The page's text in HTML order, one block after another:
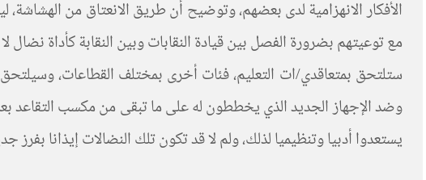
الأفكار الانهزامية لدى بعضهم، وتوضيح أن طريق الانعتاق من
مع توعيتهم بضرورة الفصل بين قيادة النقابات وبين النقابة كأداة
ستلتحق بمتعاقدي/ات التعليم، فئات أخرى بمختلف القطاعات،
وضد الإجهاز الجديد الذي يخططون له على ما تبقى من مكسب التقاعد
يستعدوا أدبيا وتنظيميا لذلك، ولم لا قد تكون تلك النضالات إيذانا